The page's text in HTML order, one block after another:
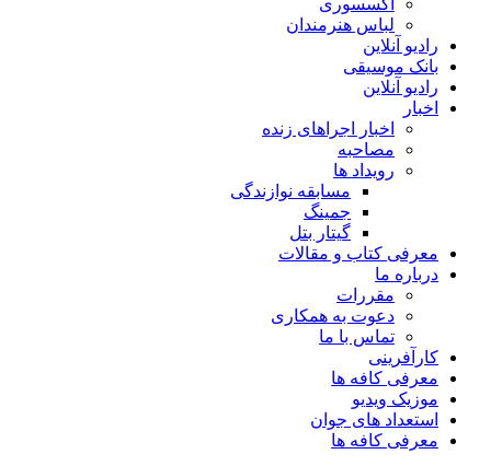
اکسسوری
لباس هنرمندان
رادیو آنلاین
بانک موسیقی
رادیو آنلاین
اخبار
اخبار اجراهای زنده
مصاحبه
رویداد ها
مسابقه نوازندگی
جمینگ
گیتار بتل
معرفی کتاب و مقالات
درباره ما
مقررات
دعوت به همکاری
تماس با ما
کارآفرینی
معرفی کافه ها
موزیک ویدیو
استعداد های جوان
معرفی کافه ها